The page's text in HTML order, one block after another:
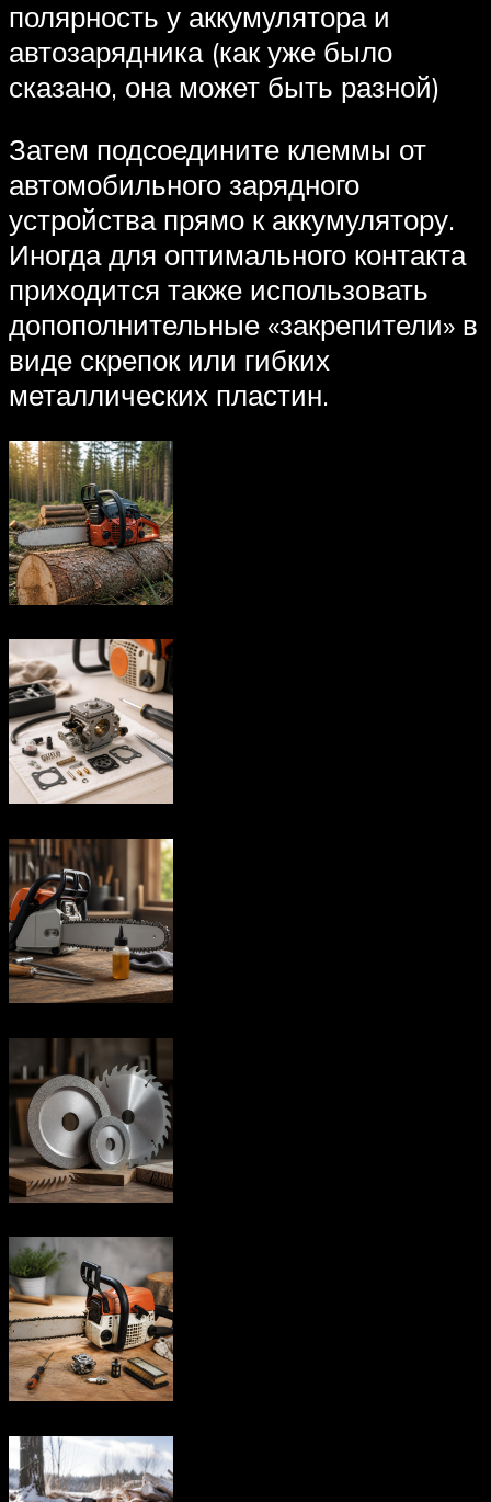
полярность у аккумулятора и
автозарядника (как уже было
сказано, она может быть разной)
Затем подсоедините клеммы от
автомобильного зарядного
устройства прямо к аккумулятору.
Иногда для оптимального контакта
приходится также использовать
допополнительные «закрепители» в
виде скрепок или гибких
металлических пластин.